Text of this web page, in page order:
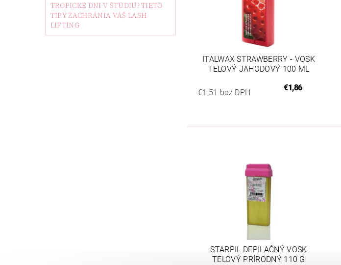
TROPICKÉ DNI V ŠTÚDIU? TIETO
TIPY ZACHRÁNIA VÁŠ LASH
LIFTING
ITALWAX STRAWBERRY - VOSK
TELOVÝ JAHODOVÝ 100 ML
€1,51 bez DPH
€1,86
STARPIL DEPILAČNÝ VOSK
TELOVÝ PRÍRODNÝ 110 G